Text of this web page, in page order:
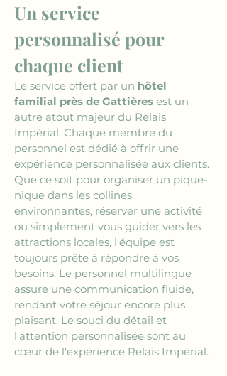
Un service
personnalisé pour
chaque client
Le service offert par un hôtel
familial près de Gattières est un
autre atout majeur du Relais
Impérial. Chaque membre du
personnel est dédié à offrir une
expérience personnalisée aux clients.
Que ce soit pour organiser un pique-
nique dans les collines
environnantes, réserver une activité
ou simplement vous guider vers les
attractions locales, l'équipe est
toujours prête à répondre à vos
besoins. Le personnel multilingue
assure une communication fluide,
rendant votre séjour encore plus
plaisant. Le souci du détail et
l'attention personnalisée sont au
cœur de l'expérience Relais Impérial.